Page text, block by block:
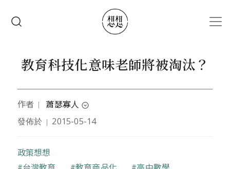
教育科技化意味老師將被淘汰？
作者 ｜ 蕭瑟寡人 expand_circle_down
典型「好事不出門，壞事傳千里」個案。沒事看書充
業。個人臉書：
www.facebook.com/bleaksolitude 。費德智庫共同
發佈於 ｜ 2015-05-14
政策想想
關鍵字